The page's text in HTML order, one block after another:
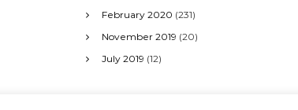
February 2020 (231)
November 2019 (20)
July 2019 (12)